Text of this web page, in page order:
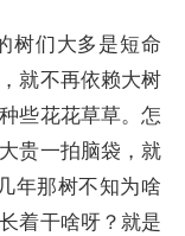
树们大多是短命
就不再依赖大树
些花花草草。怎
贵一拍脑袋，就
年那树不知为啥
着干啥呀？就是